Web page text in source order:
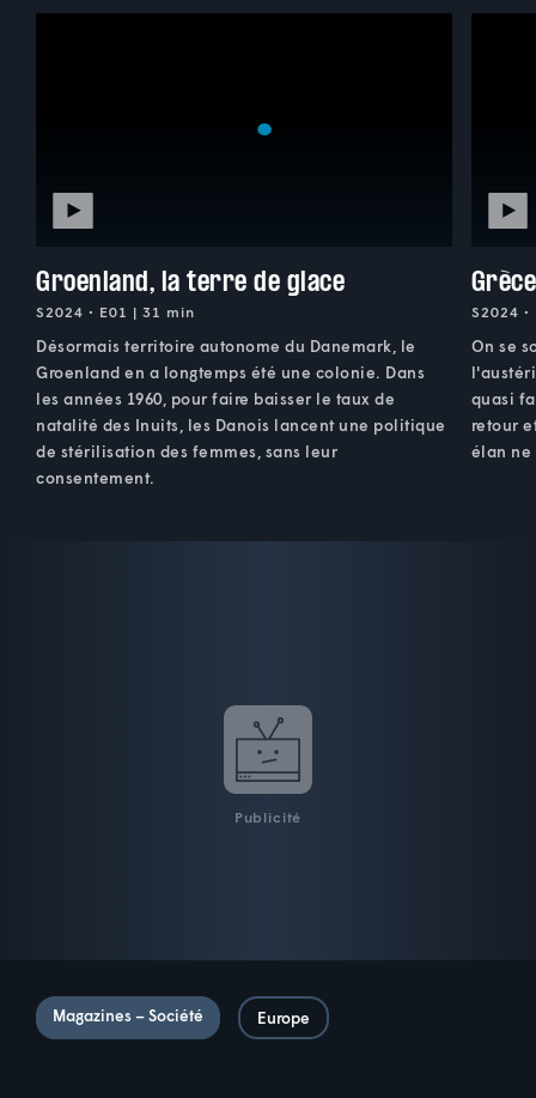
Groenland, la terre de glace
S2024 • E01 | 31 min
Désormais territoire autonome du Danemark, le
Groenland en a longtemps été une colonie. Dans
les années 1960, pour faire baisser le taux de
natalité des Inuits, les Danois lancent une politique
de stérilisation des femmes, sans leur
consentement.
S2024
On se
quasi
retour
élan ne
Publicité
Magazines – Société Europe